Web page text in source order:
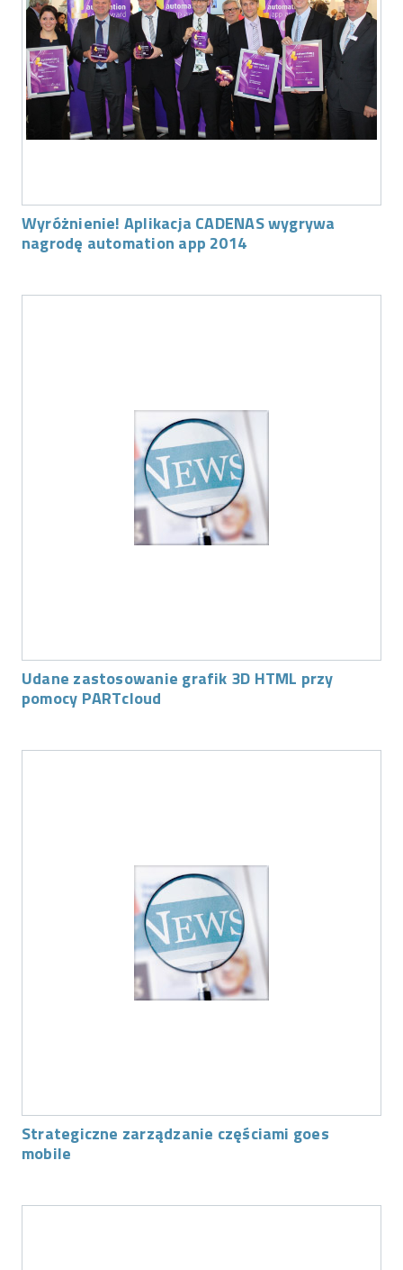
Wyróżnienie! Aplikacja CADENAS wygrywa
nagrodę automation app 2014
Udane zastosowanie grafik 3D HTML przy
pomocy PARTcloud
Strategiczne zarządzanie częściami goes
mobile